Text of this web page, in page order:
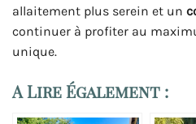
allaitement plus serein et un
continuer à profiter au
unique.
A Lire Également :